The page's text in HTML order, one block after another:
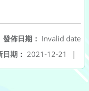
發佈日期： Invalid date
期： 2021-12-21 |